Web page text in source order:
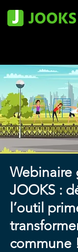
Webinaire
JOOKS :
l’outil
commune